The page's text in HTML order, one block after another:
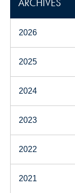
2026
2025
2024
2023
2022
2021